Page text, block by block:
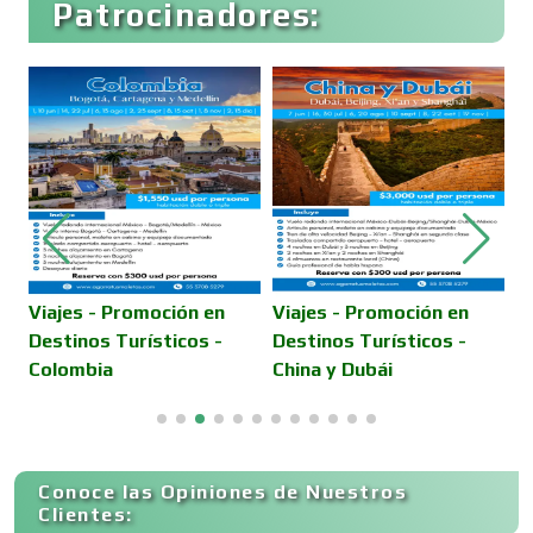
Cafeterías
Cajas de Ahorro
Cámaras de Comercio
Camiones para Fletes
Cancelería de Aluminio
Capacitación
Patrocinadores:
Viajes - Promoción en
Destinos Turísticos -
Colombia
Viajes - Promoción en
Destinos Turísticos -
China y Dubái
Conoce las Opiniones de Nuestros
Clientes: